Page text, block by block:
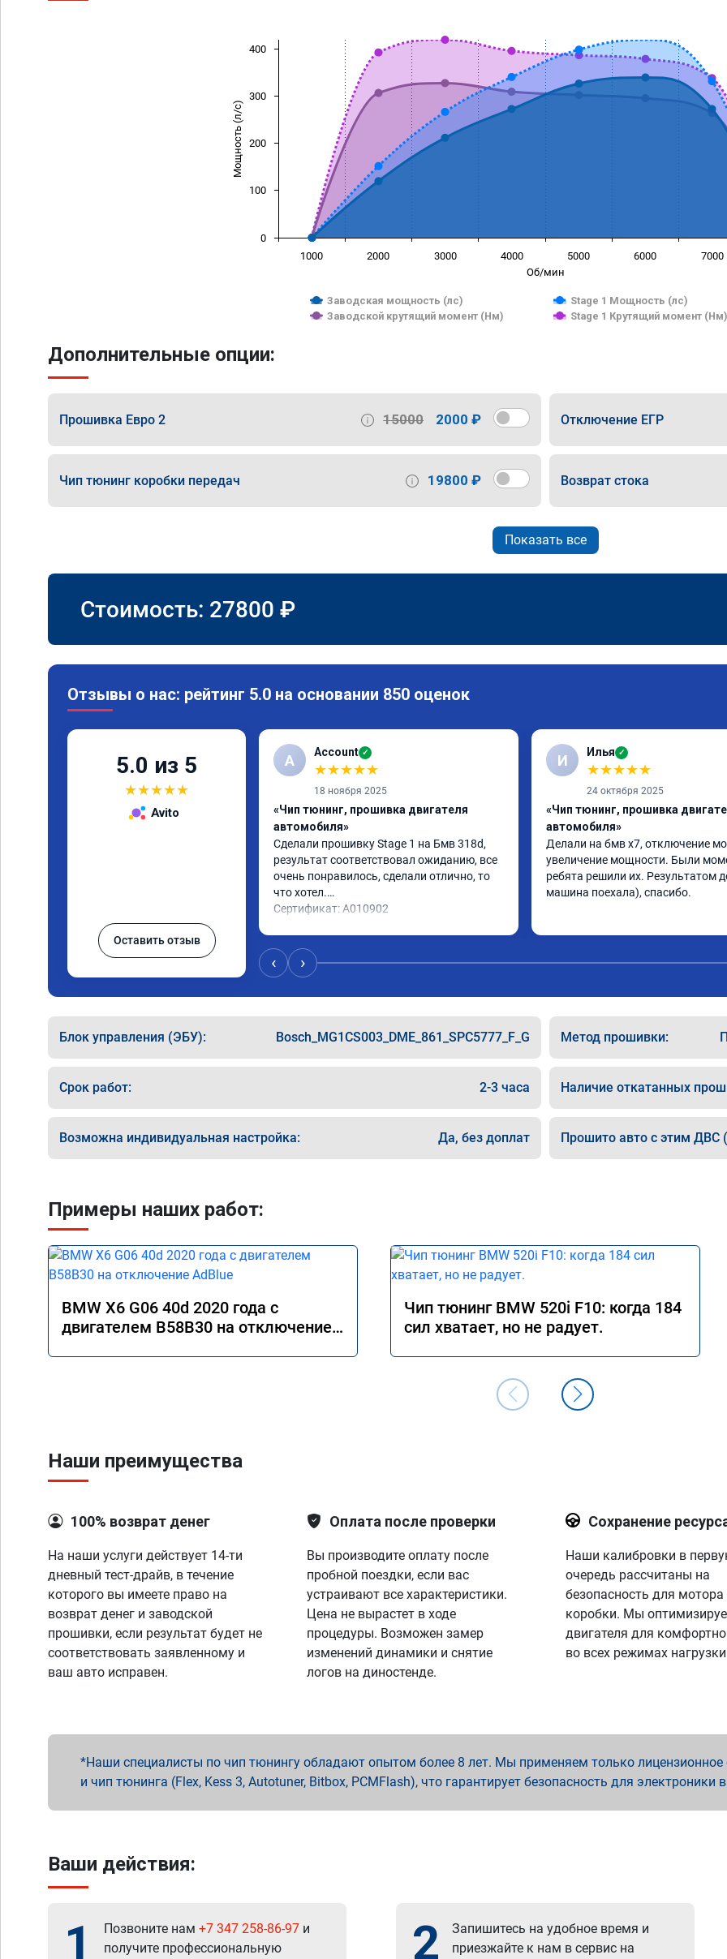
Об/мин
Мощность (л/с)
Заводская мощность (лс)
Stage 1 Мощность (лс)
Заводской крутящий момент (Нм)
Stage 1 Крутящий момент (Нм)
1000 2000 3000 4000 5000 6000 7000
0
100
200
300
400
Дополнительные опции:
Прошивка Евро 2 15000 2000 ₽ Отключение ЕГР
Чип тюнинг коробки передач 19800 ₽ Возврат стока
Показать все
Стоимость: 27800 ₽
Отзывы о нас: рейтинг 5.0 на основании 850 оценок
5.0 из 5
★★★★★
Avito
Оставить отзыв
A Account ✓
★★★★★
18 ноября 2025
«Чип тюнинг, прошивка двигателя
автомобиля»
Сделали прошивку Stage 1 на Бмв 318d,
результат соответствовал ожиданию, все
очень понравилось, сделали отлично, то
что хотел.
Сертификат: A010902
И Илья ✓
★★★★★
24 октября 2025
«Чип тюнинг, прошивка
автомобиля»
Делали на бмв х7, отключение
увеличение мощности. Были
ребята решили их. Результатом
машина поехала), спасибо.
‹ ›
Блок управления (ЭБУ): Bosch_MG1CS003_DME_861_SPC5777_F_G Метод прошивки:
Срок работ: 2-3 часа Наличие откатанных
Возможна индивидуальная настройка: Да, без доплат Прошито авто с этим ДВС
Примеры наших работ:
BMW X6 G06 40d 2020 года с
двигателем B58B30 на отключение
Чип тюнинг BMW 520i F10: когда 184
сил хватает, но не радует.
Наши преимущества
100% возврат денег
На наши услуги действует 14-ти
дневный тест-драйв, в течение
которого вы имеете право на
возврат денег и заводской
прошивки, если результат будет не
соответствовать заявленному и
ваш авто исправен.
Оплата после проверки
Вы производите оплату после
пробной поездки, если вас
устраивают все характеристики.
Цена не вырастет в ходе
процедуры. Возможен замер
изменений динамики и снятие
логов на диностенде.
Сохранение
Наши калибровки в
очередь рассчитаны на
безопасность для мотора
коробки. Мы
двигателя для
во всех режимах
Наши специалисты по чип тюнингу обладают опытом более 8 лет. Мы применяем только лицензионное
и чип тюнинга (Flex, Kess 3, Autotuner, Bitbox, PCMFlash), что гарантирует безопасность для электроники
Ваши действия:
1 Позвоните нам +7 347 258-86-97 и
получите профессиональную
2
Запишитесь на удобное время и
приезжайте к нам в сервис на